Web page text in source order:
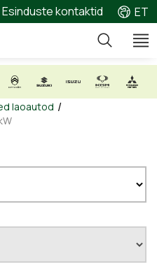
Esinduste kontaktid ET
laoautod /